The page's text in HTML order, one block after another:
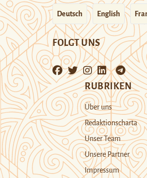
Deutsch English
FOLGT UNS
RUBRIKEN
Über uns
Redaktionscharta
Unser Team
Unsere Partner
Impressum